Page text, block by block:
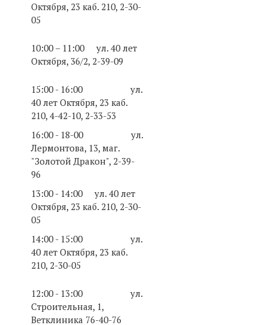
Октября, 23 каб. 210, 2-30-
05
10:00 – 11:00 ул. 40 лет
Октября, 36/2, 2-39-09
15:00 - 16:00 ул.
40 лет Октября, 23 каб.
210, 4-42-10, 2-33-53
16:00 - 18-00 ул.
Лермонтова, 13, маг.
"Золотой Дракон", 2-39-
96
13:00 - 14:00 ул. 40 лет
Октября, 23 каб. 210, 2-30-
05
14:00 - 15:00 ул.
40 лет Октября, 23 каб.
210, 2-30-05
12:00 - 13:00 ул.
Строительная, 1,
Ветклиника 76-40-76